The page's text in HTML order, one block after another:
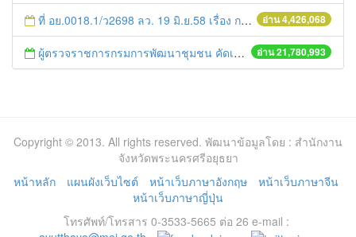
อ่าน 4,426,068
ที่ อย.0018.1/ว2698 ลว. 19 มิ.ย.58 เรื่อง การแก้ไขปัญหาหนี้สินให้แก่เกษตรกร
อ่าน 21,780,993
ผู้ตรวจราชการกรมการพัฒนาชุมชน คัดเลือกข้าราชการและลูกจ้างดีเด่น และหน่วยงานพัฒนาชุมชนใสสะอาด ประจำปี ๒๕๕๔
Copyright © 2013. All rights reserved. พัฒนาข้อมูลโดย : สำนักงาน
จังหวัดพระนครศรีอยุธยา
หน้าหลัก
แผนผังเว็บไซต์ หน้าเว็บภาษาอังกฤษ
หน้าเว็บภาษาจีน
หน้าเว็บภาษาญี่ปุ่น
โทรศัพท์/โทรสาร 0-3533-5665 ต่อ 26 e-mail :